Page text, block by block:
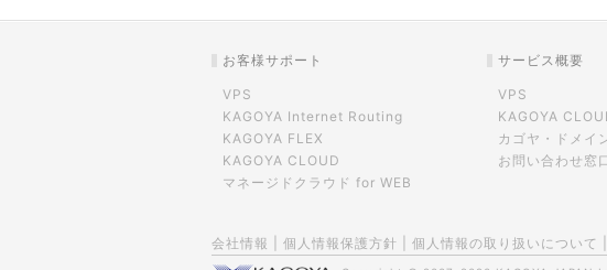
お客様サポート
VPS
KAGOYA Internet Routing
KAGOYA FLEX
KAGOYA CLOUD
マネージドクラウド for WEB
サービス概要
VPS
KAGOYA
カゴヤ・ドメイ
お問い合わせ窓
会社情報 個人情報保護方針 個人情報の取り扱いについて